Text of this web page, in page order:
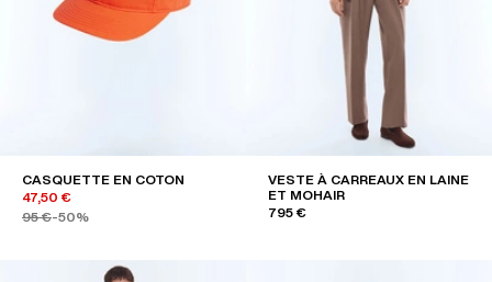
CASQUETTE EN COTON
47,50 €
95 €-50%
VESTE À CARREAUX EN LAINE
ET MOHAIR
795 €